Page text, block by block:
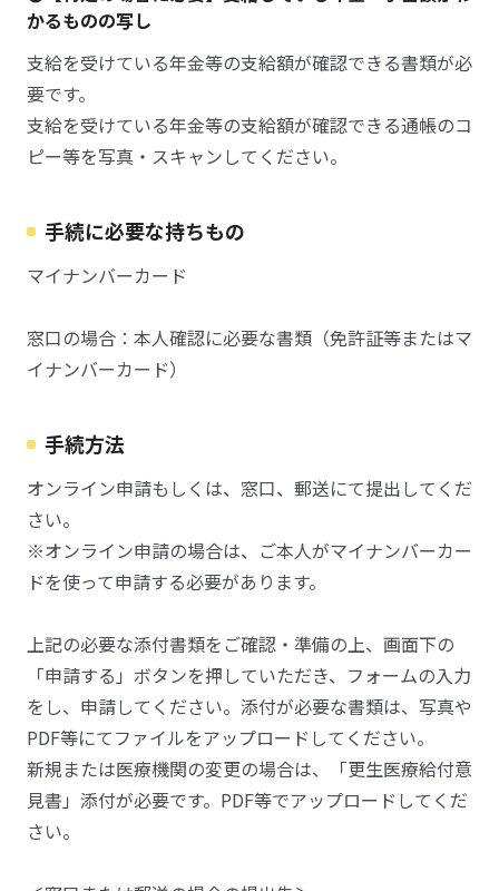
かるものの写し
支給を受けている年金等の支給額が確認できる書類が必
要です。
支給を受けている年金等の支給額が確認できる通帳のコ
ピー等を写真・スキャンしてください。
手続に必要な持ちもの
マイナンバーカード
窓口の場合：本人確認に必要な書類（免許証等またはマ
イナンバーカード）
手続方法
オンライン申請もしくは、窓口、郵送にて提出してくだ
さい。
※オンライン申請の場合は、ご本人がマイナンバーカー
ドを使って申請する必要があります。
上記の必要な添付書類をご確認・準備の上、画面下の
「申請する」ボタンを押していただき、フォームの入力
をし、申請してください。添付が必要な書類は、写真や
PDF等にてファイルをアップロードしてください。
新規または医療機関の変更の場合は、「更生医療給付意
見書」添付が必要です。PDF等でアップロードしてくだ
さい。